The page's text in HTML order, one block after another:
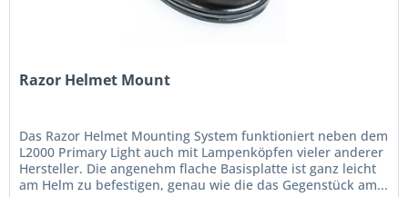
Razor Helmet Mount
Das Razor Helmet Mounting System funktioniert neben dem
L2000 Primary Light auch mit Lampenköpfen vieler anderer
Hersteller. Die angenehm flache Basisplatte ist ganz leicht
am Helm zu befestigen, genau wie die das Gegenstück am...